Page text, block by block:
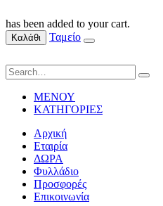
has been added to your cart.
Καλάθι Ταμείο
ΜΕΝΟΥ
ΚΑΤΗΓΟΡΙΕΣ
Αρχική
Εταιρία
ΔΩΡΑ
Φυλλάδιο
Προσφορές
Επικοινωνία